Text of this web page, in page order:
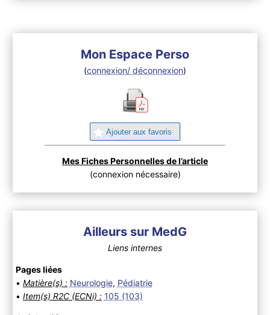
Mon Espace Perso
(connexion/ déconnexion)
Ajouter aux favoris
Mes Fiches Personnelles de l’article
(connexion nécessaire)
Ailleurs sur MedG
Liens internes
Pages liées
• Matière(s) : Neurologie, Pédiatrie
• Item(s) R2C (ECNi) : 105 (103)